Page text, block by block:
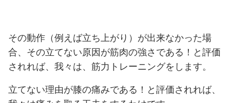
その動作（例えば立ち上がり）が出来なかった場
合、その立てない原因が筋肉の強さである！と評価
されれば、我々は、筋力トレーニングをします。
立てない理由が膝の痛みである！と評価されれば、